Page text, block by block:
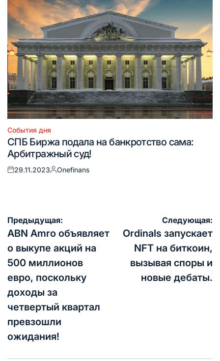
Опубликовано
в
События дня
СПБ Биржа подала на банкротство сама:
Арбитражный суд!
Опубликовано
29.11.2023
Запись
Onefinans
Навигация
по
записям
Предыдущая:
ABN Amro объявляет
о выкупе акций на
500 миллионов
евро, поскольку
доходы за
четвертый квартал
превзошли
ожидания!
Следующая:
Ordinals запускает
NFT на биткоин,
вызывая споры и
новые дебаты.